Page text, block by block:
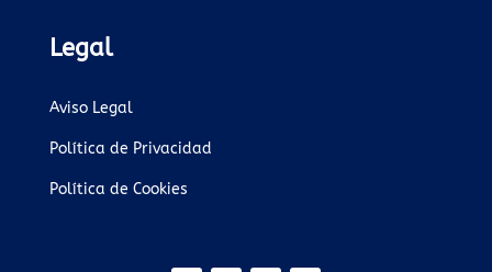
Legal
Aviso Legal
Política de Privacidad
Política de Cookies